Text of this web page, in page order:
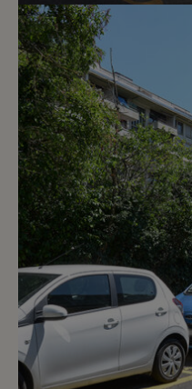
4
CHF 250.- / mois
Rue des
Genève 15
m2